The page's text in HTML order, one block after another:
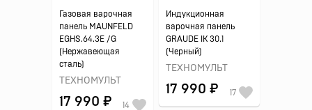
Газовая варочная
панель MAUNFELD
EGHS.64.3E /G
(Нержавеющая
сталь)
ТЕХНОМУЛЬТ
17 990 ₽ 14
Индукционная
варочная панель
GRAUDE IK 30.1
(Черный)
ТЕХНОМУЛЬТ
17 990 ₽ 17